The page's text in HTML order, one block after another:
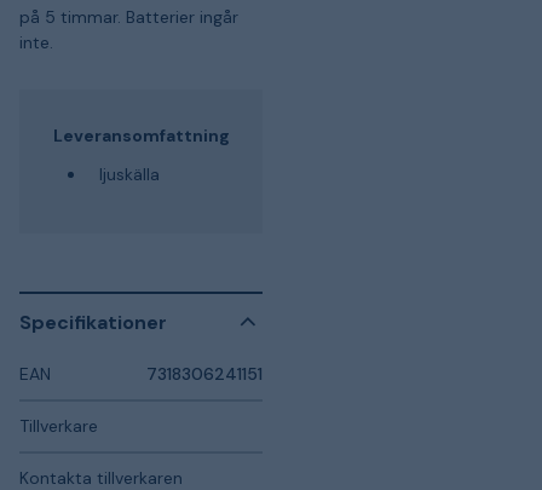
på 5 timmar. Batterier ingår
inte.
Leveransomfattning
ljuskälla
Specifikationer
EAN 7318306241151
Tillverkare
Kontakta tillverkaren